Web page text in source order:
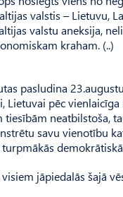
valstis – Lietuvu,
valstu aneksija,
kraham. (..)
pasludina
Lietuvai pēc
neatbilstoša,
savu vienotību
jāpiedalās šajā